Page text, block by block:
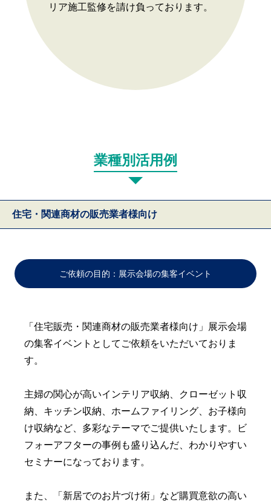
リア施工監修を請け負っております。
業種別活用例
住宅・関連商材の販売業者様向け
ご依頼の目的：展示会場の集客イベント
「住宅販売・関連商材の販売業者様向け」展示会場
の集客イベントとしてご依頼をいただいておりま
す。
主婦の関心が高いインテリア収納、クローゼット収
納、キッチン収納、ホームファイリング、お子様向
け収納など、多彩なテーマでご提供いたします。ビ
フォーアフターの事例も盛り込んだ、わかりやすい
セミナーになっております。
また、「新居でのお片づけ術」など購買意欲の高い